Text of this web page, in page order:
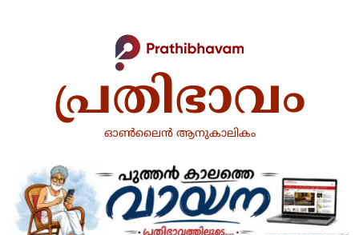
പ്രതിഭാവം
ഓൺലൈൻ ആനുകാലികം